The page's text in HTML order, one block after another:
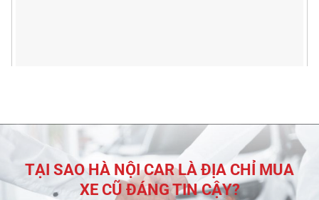
TẠI SAO HÀ NỘI CAR LÀ ĐỊA CHỈ MUA
XE CŨ ĐÁNG TIN CẬY?